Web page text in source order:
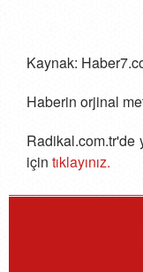
Kaynak:
Haberin orjinal
Radikal.com.tr'de
için tıklayınız.